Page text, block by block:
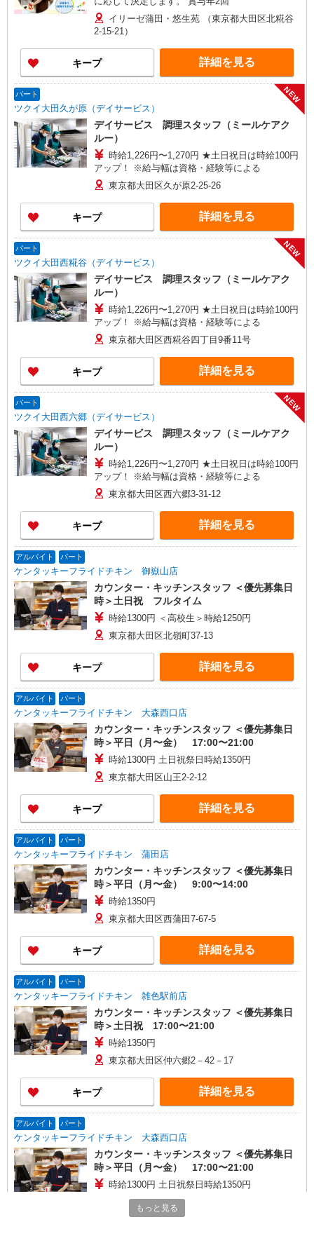
イリーゼ蒲田・悠生苑 （東京都大田区北糀谷
2-15-21）
キープ 詳細を見る
パート
ツクイ大田久が原（デイサービス）
NEW
デイサービス 調理スタッフ（ミールケアク
ルー）
時給1,226円〜1,270円 ★土日祝日は時給100円
アップ！ ※給与幅は資格・経験等による
東京都大田区久が原2-25-26
キープ 詳細を見る
パート
ツクイ大田西糀谷（デイサービス）
NEW
デイサービス 調理スタッフ（ミールケアク
ルー）
時給1,226円〜1,270円 ★土日祝日は時給100円
アップ！ ※給与幅は資格・経験等による
東京都大田区西糀谷四丁目9番11号
キープ 詳細を見る
パート
ツクイ大田西六郷（デイサービス）
NEW
デイサービス 調理スタッフ（ミールケアク
ルー）
時給1,226円〜1,270円 ★土日祝日は時給100円
アップ！ ※給与幅は資格・経験等による
東京都大田区西六郷3-31-12
キープ 詳細を見る
アルバイト パート
ケンタッキーフライドチキン 御嶽山店
カウンター・キッチンスタッフ ＜優先募集日
時＞土日祝 フルタイム
時給1300円 ＜高校生＞時給1250円
東京都大田区北嶺町37-13
キープ 詳細を見る
アルバイト パート
ケンタッキーフライドチキン 大森西口店
カウンター・キッチンスタッフ ＜優先募集日
時＞平日（月〜金） 17:00〜21:00
時給1300円 土日祝祭日時給1350円
東京都大田区山王2-2-12
キープ 詳細を見る
アルバイト パート
ケンタッキーフライドチキン 蒲田店
カウンター・キッチンスタッフ ＜優先募集日
時＞平日（月〜金） 9:00〜14:00
時給1350円
東京都大田区西蒲田7-67-5
キープ 詳細を見る
アルバイト パート
ケンタッキーフライドチキン 雑色駅前店
カウンター・キッチンスタッフ ＜優先募集日
時＞土日祝 17:00〜21:00
時給1350円
東京都大田区仲六郷2－42－17
キープ 詳細を見る
アルバイト パート
ケンタッキーフライドチキン 大森西口店
カウンター・キッチンスタッフ ＜優先募集日
時＞平日（月〜金） 17:00〜21:00
時給1300円 土日祝祭日時給1350円
東京都大田区山王2-2-12
もっと見る